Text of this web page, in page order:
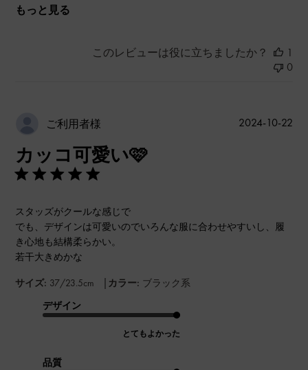
もっと見る
このレビューは役に立ちましたか？
1
0
ご利用者様
カッコ可愛い🩷
スタッズがクールな感じで
でも、デザインは可愛いのでいろんな服に合わせやすいし、履
き心地も結構柔らかい。
若干大きめかな
サイズ: 37/23.5cm | カラー: ブラック系
デザイン
とてもよかった
品質
公
2024-10-22